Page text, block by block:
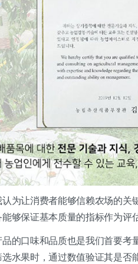
为让消费者能够信赖农场的关
够保证基本质量的指标作为评
品的口味和品质也是我们首要考
水果时，通过数值验证其是否